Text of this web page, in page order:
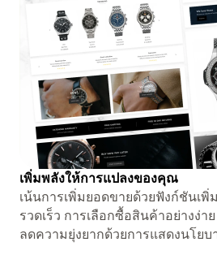
เพิ่มพลังให้การแปลงของคุณ
เน้นการเพิ่มยอดขายด้วยฟังก์ชันเพิ่
รวดเร็ว การเลือกซื้อสินค้าอย่างง่า
ลดความยุ่งยากด้วยการแสดงนโย